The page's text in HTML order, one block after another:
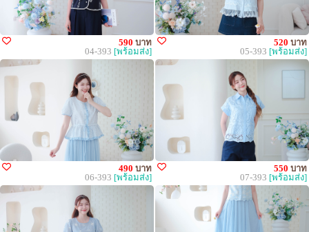
590 บาท
04-393 [พร้อมส่ง]
520 บาท
05-393 [พร้อมส่ง]
490 บาท
06-393 [พร้อมส่ง]
550 บาท
07-393 [พร้อมส่ง]